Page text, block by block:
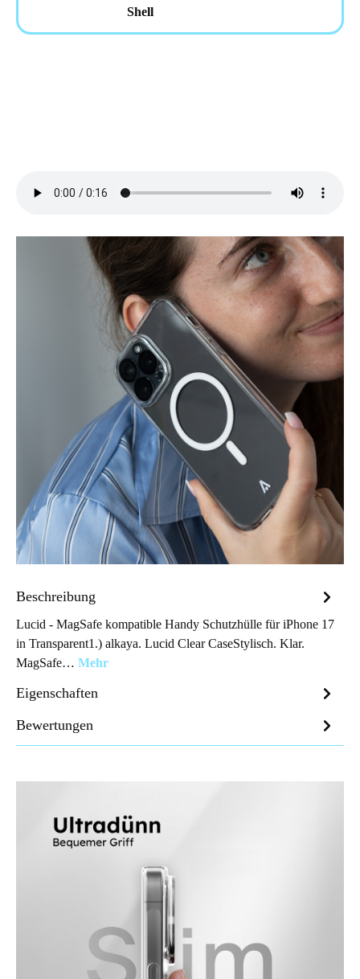
Shell
Beschreibung
Lucid - MagSafe kompatible Handy Schutzhülle für iPhone 17
in Transparent1.) alkaya. Lucid Clear CaseStylisch. Klar.
MagSafe… Mehr
Eigenschaften
Bewertungen